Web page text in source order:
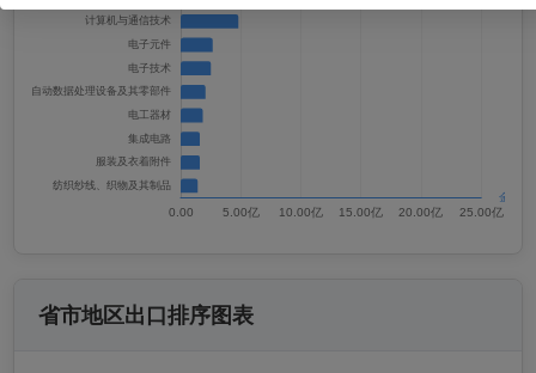
省市地区出口排序图表